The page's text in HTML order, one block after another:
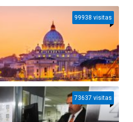
99938 visitas
73637 visitas